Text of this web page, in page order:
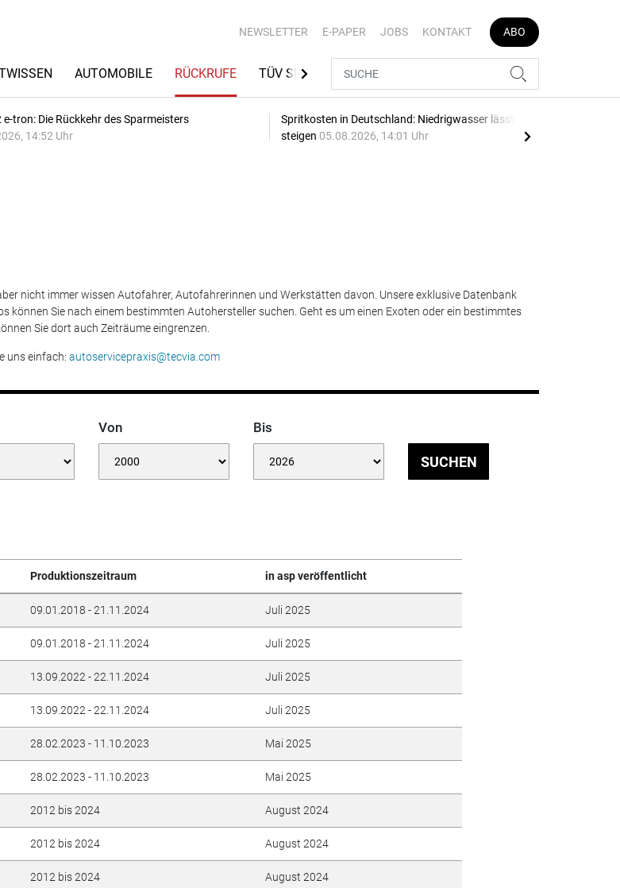
NEWSLETTER E-PAPER JOBS KONTAKT ABO
AUTOMOBILE RÜCKRUFE TÜV SÜD MEDIATHEK
e-tron: Die Rückkehr des Sparmeisters
14:52 Uhr
Spritkosten in Deutschland: Niedrigwasser lässt Preise
steigen 05.08.2026, 14:01 Uhr
nicht immer wissen Autofahrer, Autofahrerinnen und Werkstätten davon. Unsere exklusive Datenbank
Sie nach einem bestimmten Autohersteller suchen. Geht es um einen Exoten oder ein bestimmtes
Sie dort auch Zeiträume eingrenzen.
uns einfach: autoservicepraxis@tecvia.com
Von Bis
SUCHEN
Produktionszeitraum in asp veröffentlicht
09.01.2018 - 21.11.2024 Juli 2025
09.01.2018 - 21.11.2024 Juli 2025
13.09.2022 - 22.11.2024 Juli 2025
13.09.2022 - 22.11.2024 Juli 2025
28.02.2023 - 11.10.2023 Mai 2025
28.02.2023 - 11.10.2023 Mai 2025
2012 bis 2024 August 2024
2012 bis 2024 August 2024
2012 bis 2024 August 2024